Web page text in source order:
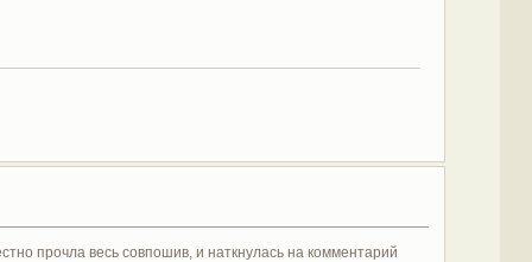
прочла весь совпошив, и наткнулась на комментарий